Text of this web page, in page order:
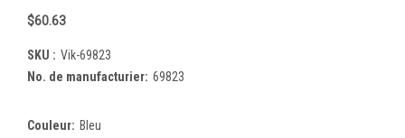
$60.63
SKU : Vik-69823
No. de manufacturier: 69823
Couleur: Bleu